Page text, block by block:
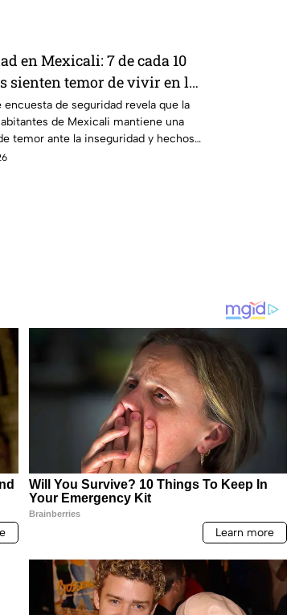
en Mexicali: 7 de cada 10
sienten temor de vivir en la
encuesta de seguridad revela que la
de Mexicali mantiene una
temor ante la inseguridad y hechos